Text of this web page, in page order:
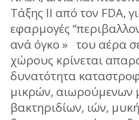
Τάξης ΙΙ από τον FDA,
εφαρμογές
ανά όγκο » του αέρα
χώρους κρίνεται
δυνατότητα
μικρών, αιωρούμενων
βακτηριδίων, ιών,